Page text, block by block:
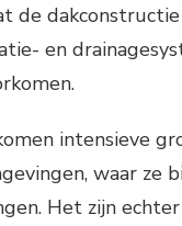
de
en
intensieve
waar ze
Het zijn